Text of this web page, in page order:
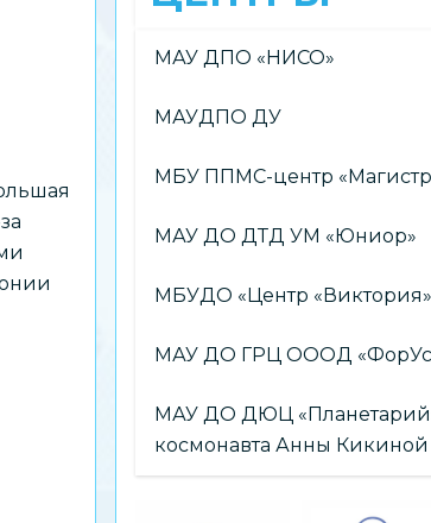
МАУ ДПО «НИСО»
МАУДПО ДУ
МБУ ППМС-центр
МАУ ДО ДТД УМ «Юниор»
МБУДО «Центр «Виктория»
МАУ ДО ГРЦ ОООД
МАУ ДО ДЮЦ
космонавта Анны Кикиной